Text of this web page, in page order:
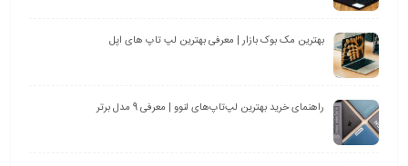
بهترین مک بوک بازار | معرفی بهترین لپ تاپ های اپل
راهنمای خرید بهترین لپ‌تاپ‌های لنوو | معرفی 9 مدل برتر